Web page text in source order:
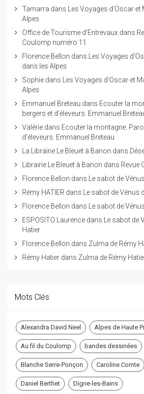
Tamarra dans
Les Voyages d'Oscar
Alpes
Office de Tourisme d'Entrevaux dans
Coulomp numéro 11
Florence Bellon dans
Les Voyages
dans les Alpes
Sophie dans
Les Voyages d'Oscar et
Alpes
Emmanuel Breteau dans Ecouter la
bergers et d'éleveurs. Emmanuel
Valérie dans Ecouter la montagne.
d'éleveurs. Emmanuel Breteau
La Librairie Le Bleuet à Banon dans
Librairie Le Bleuet à Banon dans Revue
Florence Bellon dans
Le sabot de
Rémy HATIER dans
Le sabot de Vénus
Florence Bellon dans
Le sabot de
ESPOSITO Laurence dans
Le sabot de
Hatier
Florence Bellon dans Zulma de Rémy
Rémy Hatier dans Zulma de Rémy
Mots Clés
Alexandra David Neel Alpes de Haute
Au fil du Coulomp bandes dessinées
Blanche Serre-Ponçon Caroline Comte
Daniel Berthet Digne-les-Bains